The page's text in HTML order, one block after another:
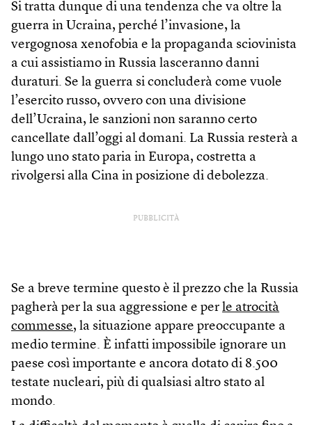
Si tratta dunque di una tendenza che va oltre la
guerra in Ucraina, perché l’invasione, la
vergognosa xenofobia e la propaganda sciovinista
a cui assistiamo in Russia lasceranno danni
duraturi. Se la guerra si concluderà come vuole
l’esercito russo, ovvero con una divisione
dell’Ucraina, le sanzioni non saranno certo
cancellate dall’oggi al domani. La Russia resterà a
lungo uno stato paria in Europa, costretta a
rivolgersi alla Cina in posizione di debolezza.
PUBBLICITÀ
Se a breve termine questo è il prezzo che la Russia
pagherà per la sua aggressione e per le atrocità
commesse, la situazione appare preoccupante a
medio termine. È infatti impossibile ignorare un
paese così importante e ancora dotato di 8.500
testate nucleari, più di qualsiasi altro stato al
mondo.